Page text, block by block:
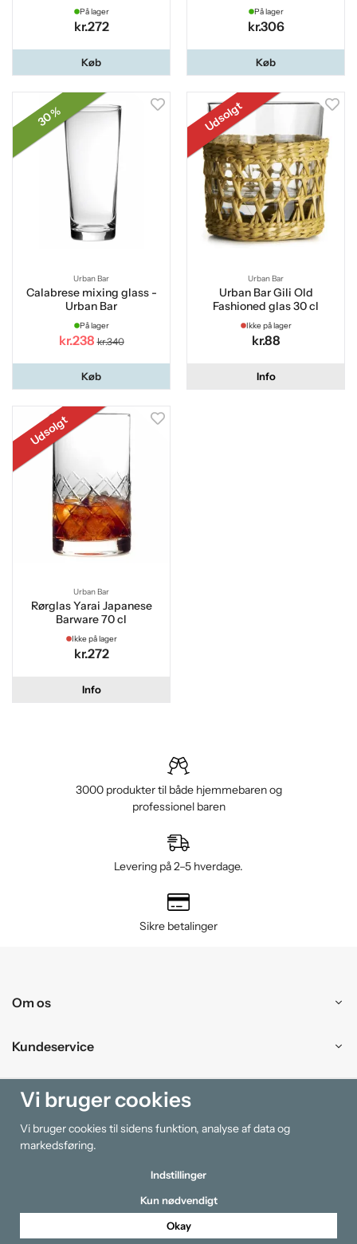
På lager
kr.272
Køb
På lager
kr.306
Køb
30 %
Urban Bar
Calabrese mixing glass -
Urban Bar
På lager
kr.238 kr.340
Køb
Udsolgt
Urban Bar
Urban Bar Gili Old
Fashioned glas 30 cl
Ikke på lager
kr.88
Info
Udsolgt
Urban Bar
Rørglas Yarai Japanese
Barware 70 cl
Ikke på lager
kr.272
Info
3000 produkter til både hjemmebaren og
professionel baren
Levering på 2–5 hverdage.
Sikre betalinger
Om os
Kundeservice
Handle ind
Information
Vi bruger cookies
Vi bruger cookies til sidens funktion, analyse af data og
markedsføring.
Indstillinger
Kun nødvendigt
Okay